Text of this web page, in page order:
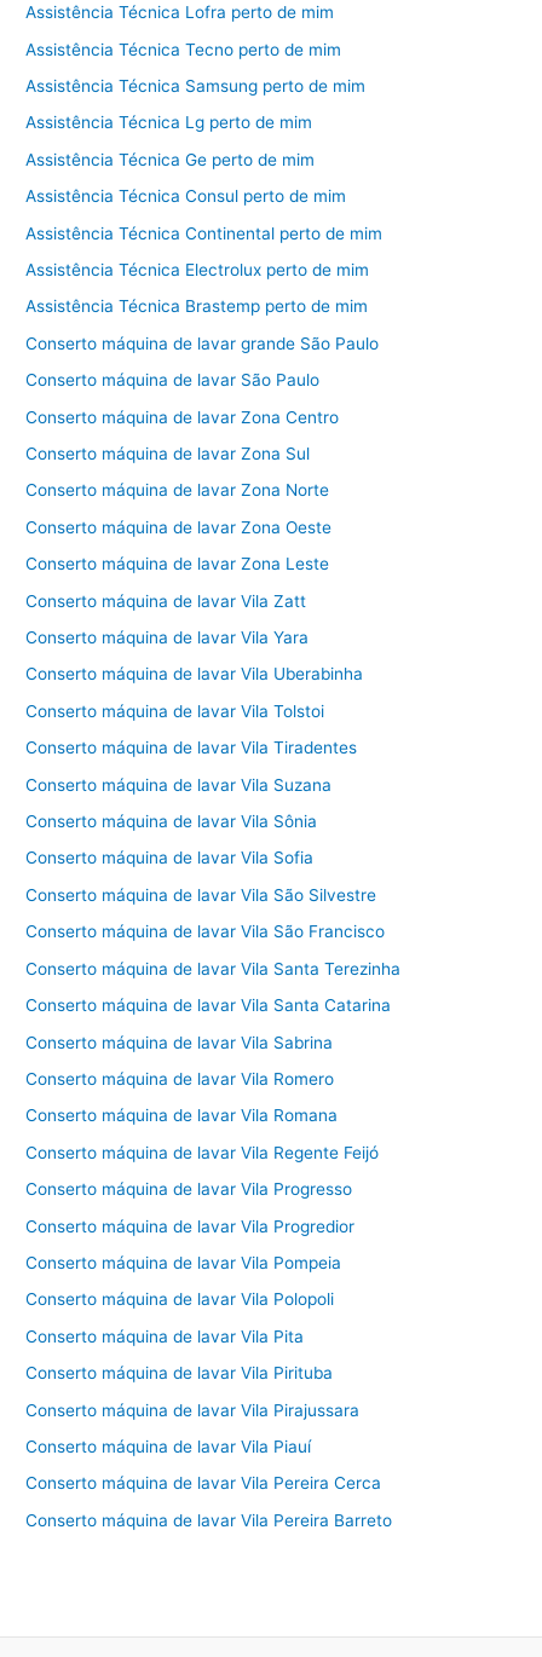
Assistência Técnica Lofra perto de mim
Assistência Técnica Tecno perto de mim
Assistência Técnica Samsung perto de mim
Assistência Técnica Lg perto de mim
Assistência Técnica Ge perto de mim
Assistência Técnica Consul perto de mim
Assistência Técnica Continental perto de mim
Assistência Técnica Electrolux perto de mim
Assistência Técnica Brastemp perto de mim
Conserto máquina de lavar grande São Paulo
Conserto máquina de lavar São Paulo
Conserto máquina de lavar Zona Centro
Conserto máquina de lavar Zona Sul
Conserto máquina de lavar Zona Norte
Conserto máquina de lavar Zona Oeste
Conserto máquina de lavar Zona Leste
Conserto máquina de lavar Vila Zatt
Conserto máquina de lavar Vila Yara
Conserto máquina de lavar Vila Uberabinha
Conserto máquina de lavar Vila Tolstoi
Conserto máquina de lavar Vila Tiradentes
Conserto máquina de lavar Vila Suzana
Conserto máquina de lavar Vila Sônia
Conserto máquina de lavar Vila Sofia
Conserto máquina de lavar Vila São Silvestre
Conserto máquina de lavar Vila São Francisco
Conserto máquina de lavar Vila Santa Terezinha
Conserto máquina de lavar Vila Santa Catarina
Conserto máquina de lavar Vila Sabrina
Conserto máquina de lavar Vila Romero
Conserto máquina de lavar Vila Romana
Conserto máquina de lavar Vila Regente Feijó
Conserto máquina de lavar Vila Progresso
Conserto máquina de lavar Vila Progredior
Conserto máquina de lavar Vila Pompeia
Conserto máquina de lavar Vila Polopoli
Conserto máquina de lavar Vila Pita
Conserto máquina de lavar Vila Pirituba
Conserto máquina de lavar Vila Pirajussara
Conserto máquina de lavar Vila Piauí
Conserto máquina de lavar Vila Pereira Cerca
Conserto máquina de lavar Vila Pereira Barreto